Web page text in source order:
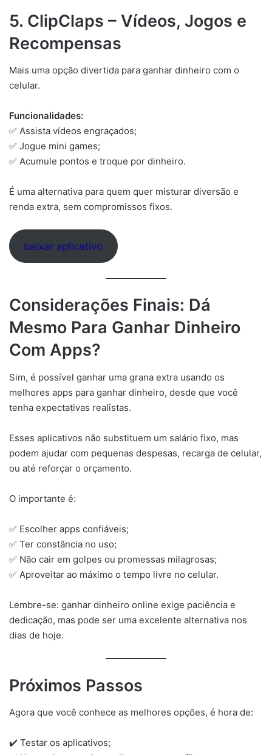
5. ClipClaps – Vídeos, Jogos e
Recompensas
Mais uma opção divertida para ganhar dinheiro com o
celular.
Funcionalidades:
✅ Assista vídeos engraçados;
✅ Jogue mini games;
✅ Acumule pontos e troque por dinheiro.
É uma alternativa para quem quer misturar diversão e
renda extra, sem compromissos fixos.
baixar aplicativo
Considerações Finais: Dá
Mesmo Para Ganhar Dinheiro
Com Apps?
Sim, é possível ganhar uma grana extra usando os
melhores apps para ganhar dinheiro, desde que você
tenha expectativas realistas.
Esses aplicativos não substituem um salário fixo, mas
podem ajudar com pequenas despesas, recarga de celular,
ou até reforçar o orçamento.
O importante é:
✅ Escolher apps confiáveis;
✅ Ter constância no uso;
✅ Não cair em golpes ou promessas milagrosas;
✅ Aproveitar ao máximo o tempo livre no celular.
Lembre-se: ganhar dinheiro online exige paciência e
dedicação, mas pode ser uma excelente alternativa nos
dias de hoje.
Próximos Passos
Agora que você conhece as melhores opções, é hora de:
✔️ Testar os aplicativos;